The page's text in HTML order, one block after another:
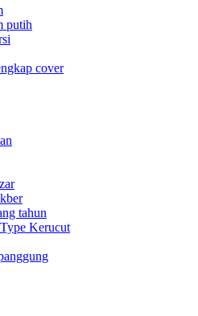
putih
cover
tahun
Kerucut